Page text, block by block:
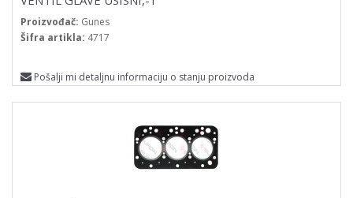
Proizvođač: Gunes
Šifra artikla: 4717
Pošalji mi detaljnu informaciju o stanju proizvoda